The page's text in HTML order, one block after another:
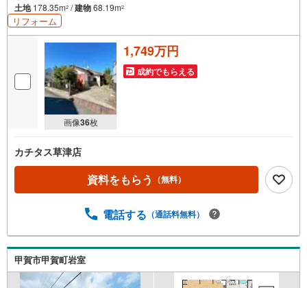
土地178.35m2 /建物68.19m2
リフォーム
画像36枚
1,749万円
成約でもらえる
カチタス草津店
資料をもらう （無料）
電話する （通話料無料）
甲賀市甲賀町岩室